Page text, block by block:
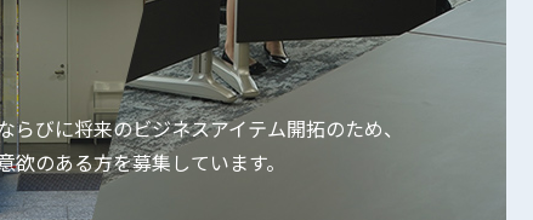
らびに将来のビジネスアイテム開拓のため、
のある方を募集しています。